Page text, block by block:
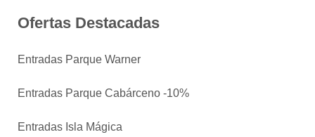
Ofertas Destacadas
Entradas Parque Warner
Entradas Parque Cabárceno -10%
Entradas Isla Mágica